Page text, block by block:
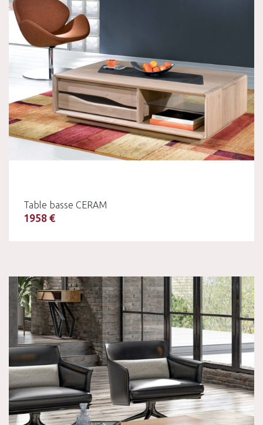
Table basse CERAM
1958 €